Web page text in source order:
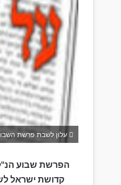
עלון לשבת פרשת
הפרשת שבוע
קדושת ישראל